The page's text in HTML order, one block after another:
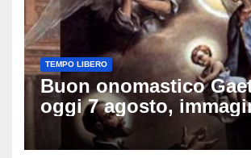
TEMPO LIBERO
Buon onomastico
oggi 7 agosto,
di auguri da
social